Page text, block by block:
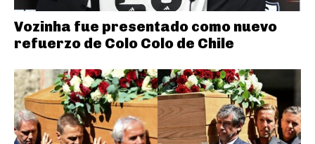
Vozinha fue presentado como nuevo
refuerzo de Colo Colo de Chile